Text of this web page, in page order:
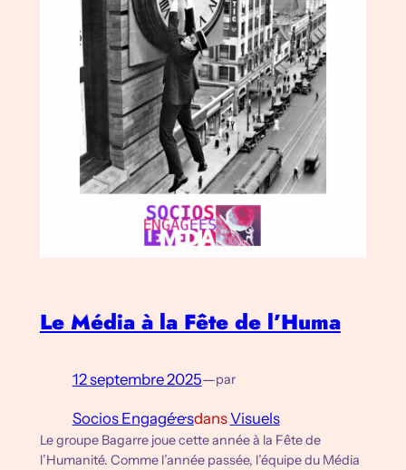
Le Média à la Fête de l’Huma
12 septembre 2025—par
Socios Engagé·e·sdansVisuels
Le groupe Bagarre joue cette année à la Fête de
l’Humanité. Comme l’année passée, l’équipe du Média